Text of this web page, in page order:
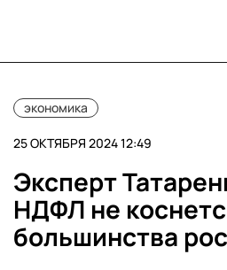
экономика
25 ОКТЯБРЯ 2024 12:49
Эксперт
НДФЛ не
большинства